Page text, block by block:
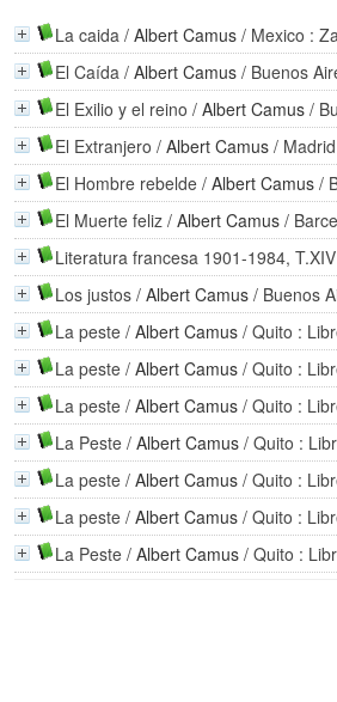
La caida /Albert Camus / Mexico :
El Caída /Albert Camus / Buenos
El Exilio y el reino /Albert Camus /
El Extranjero /Albert Camus /
El Hombre rebelde /Albert Camus /
El Muerte feliz /Albert Camus /
Literatura francesa 1901-1984, T.XIV
Los justos /Albert Camus / Buenos
La peste /Albert Camus / Quito :
La peste /Albert Camus / Quito :
La peste /Albert Camus / Quito :
La Peste /Albert Camus / Quito :
La peste /Albert Camus / Quito :
La peste /Albert Camus / Quito :
La Peste /Albert Camus / Quito :